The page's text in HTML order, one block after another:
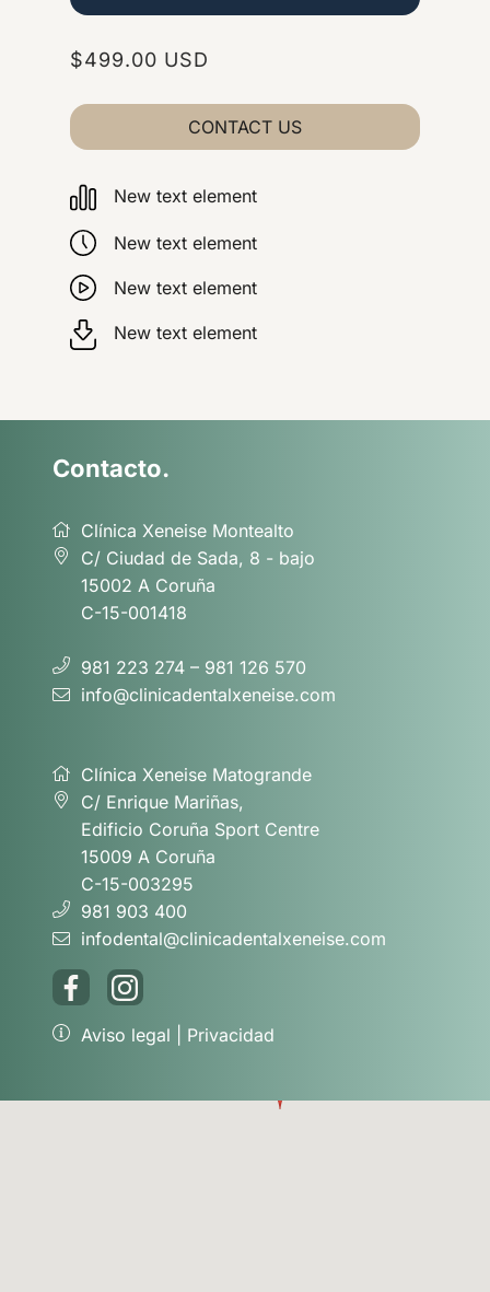
$499.00 USD
CONTACT US
New text element
New text element
New text element
New text element
Contacto.
Clínica Xeneise Montealto
C/ Ciudad de Sada, 8 - bajo
15002 A Coruña
C-15-001418
981 223 274 – 981 126 570
info@clinicadentalxeneise.com
Clínica Xeneise Matogrande
C/ Enrique Mariñas,
Edificio Coruña Sport Centre
15009 A Coruña
C-15-003295
981 903 400
infodental@clinicadentalxeneise.com
Aviso legal Privacidad